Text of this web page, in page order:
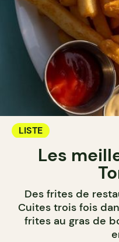
LISTE
Les
Des frites de
Cuites trois fois
frites au gras de